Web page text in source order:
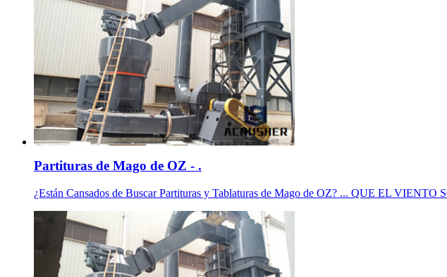
Partituras de Mago de OZ - .
¿Están Cansados de Buscar Partituras y Tablaturas de Mago de OZ? ... QUE EL